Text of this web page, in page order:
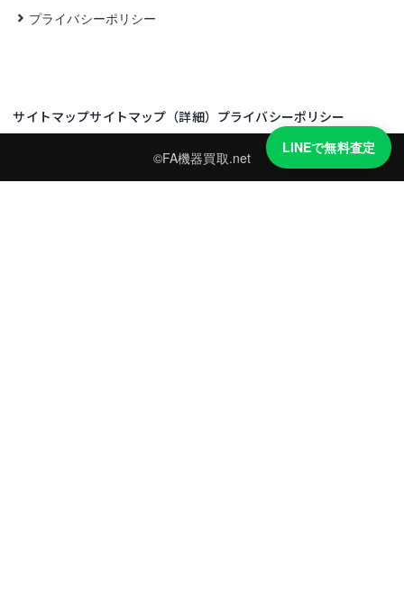
プライバシーポリシー
サイトマップサイトマップ（詳細） プライバシーポリシー
©FA機器買取.net
LINEで無料査定